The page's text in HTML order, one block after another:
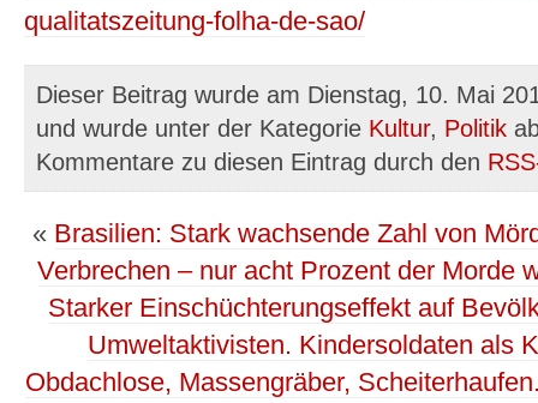
qualitatszeitung-folha-de-sao/
Dieser Beitrag wurde am Dienstag, 10. Mai
und wurde unter der Kategorie Kultur, Politik
Kommentare zu diesen Eintrag durch den
« Brasilien: Stark wachsende Zahl von
Verbrechen – nur acht Prozent der Morde
Starker Einschüchterungseffekt auf
Umweltaktivisten. Kindersoldaten als
Obdachlose, Massengräber,